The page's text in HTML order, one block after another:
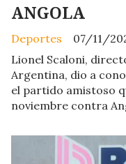
ANGOLA
Deportes
07/11/
Lionel Scaloni,
Argentina, dio a
el partido amistoso
noviembre contra